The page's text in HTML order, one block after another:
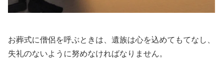
お葬式に僧侶を呼ぶときは、遺族は心を込めてもてなし、
失礼のないように努めなければなりません。